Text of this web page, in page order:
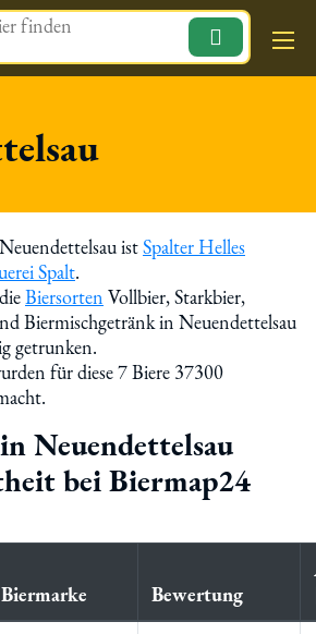
Magazin
istSpalter Helles
Spalt.
Biersorten Vollbier, Starkbier,
Biermischgetränk in Neuendettelsau
getrunken.
für diese 7 Biere 37300
Neuendettelsau
bei Biermap24
Biermarke Bewertung